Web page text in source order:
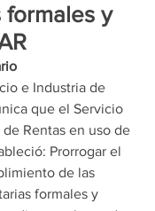
y
e Industria de
que el Servicio
Rentas en uso de
Prorrogar el
de las
formales y